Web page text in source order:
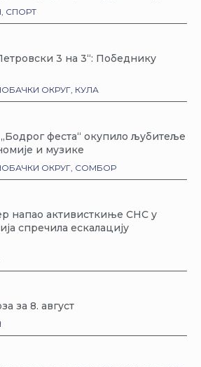
, СПОРТ
3 на 3“: Победнику
ОКРУГ, КУЛА
феста“ окупило љубитеље
и музике
ОКРУГ, СОМБОР
напао активисткиње СНС у
спречила ескалацију
за 8. август